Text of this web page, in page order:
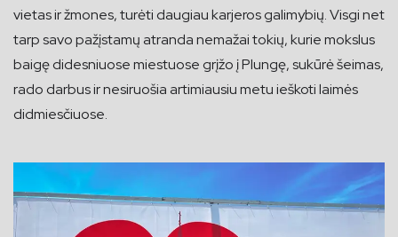
vietas ir žmones, turėti daugiau karjeros galimybių. Visgi net
tarp savo pažįstamų atranda nemažai tokių, kurie mokslus
baigę didesniuose miestuose grįžo į Plungę, sukūrė šeimas,
rado darbus ir nesiruošia artimiausiu metu ieškoti laimės
didmiesčiuose.